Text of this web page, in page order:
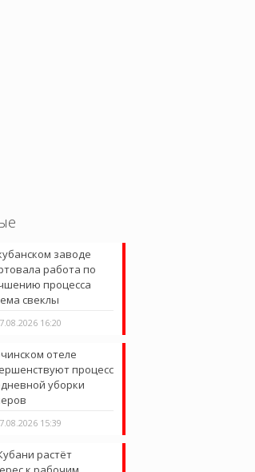
заводе
работа по
процесса
свеклы
16:20
отеле
процесс
уборки
15:39
растёт